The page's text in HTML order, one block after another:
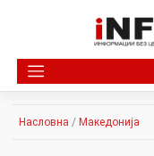
Насловна / Македонија